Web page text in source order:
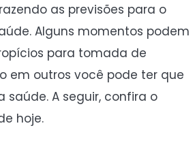
as previsões para o
Alguns momentos podem
para tomada de
em outros você pode ter que
saúde. A seguir, confira o
hoje.